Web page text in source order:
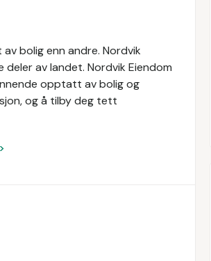
bolig enn andre. Nordvik
av landet. Nordvik Eiendom
opptatt av bolig og
og å tilby deg tett